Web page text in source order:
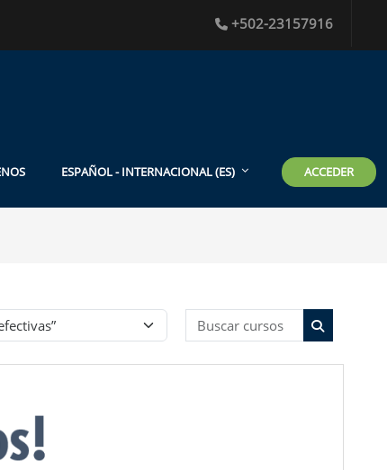
+502-23157916
ESPAÑOL - INTERNACIONAL ‎(ES)‎ ACCEDER
Buscar
Buscar